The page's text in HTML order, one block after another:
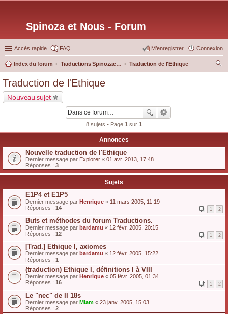
Spinoza et Nous - Forum
Accès rapide FAQ Connexion
M’enregistrer
Index du forum Traductions Spinozaetnous.org
Traduction de l'Ethique
Traduction de l'Ethique
Nouveau sujet
8 sujets • Page 1 sur 1
Annonces
Nouvelle traduction de l'Ethique
Dernier message par Explorer « 01 avr. 2013, 17:48
Réponses : 3
Sujets
E1P4 et E1P5
Dernier message par Henrique « 11 mars 2005, 11:19
Réponses : 14 1 2
Buts et méthodes du forum Traductions.
Dernier message par bardamu « 12 févr. 2005, 20:15
Réponses : 12 1 2
[Trad.] Ethique I, axiomes
Dernier message par bardamu « 12 févr. 2005, 15:22
Réponses : 1
(traduction) Ethique I, définitions I à VIII
Dernier message par Henrique « 05 févr. 2005, 01:34
Réponses : 16 1 2
Le "nec" de II 18s
Dernier message par Miam « 23 janv. 2005, 15:03
Réponses : 2